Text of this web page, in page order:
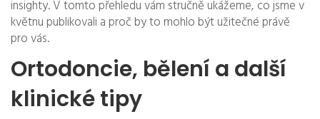
insighty. V tomto přehledu vám stručně ukážeme, co jsme v
květnu publikovali a proč by to mohlo být užitečné právě
pro vás.
Ortodoncie, bělení a další
klinické tipy